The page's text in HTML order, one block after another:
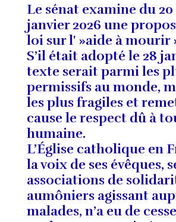
Le sénat examine du 20
janvier 2026 une
loi sur l' »aide à mourir
S’il était adopté le 28
texte serait parmi les
permissifs au monde,
les plus fragiles et
cause le respect dû à
humaine.
L’Église catholique en
la voix de ses évêques,
associations de
aumôniers agissant
malades, n’a eu de